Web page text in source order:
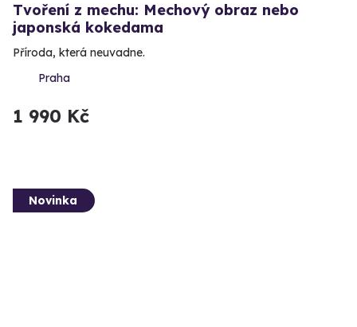
Tvoření z mechu: Mechový obraz nebo
japonská kokedama
Příroda, která neuvadne.
Praha
1 990 Kč
Novinka